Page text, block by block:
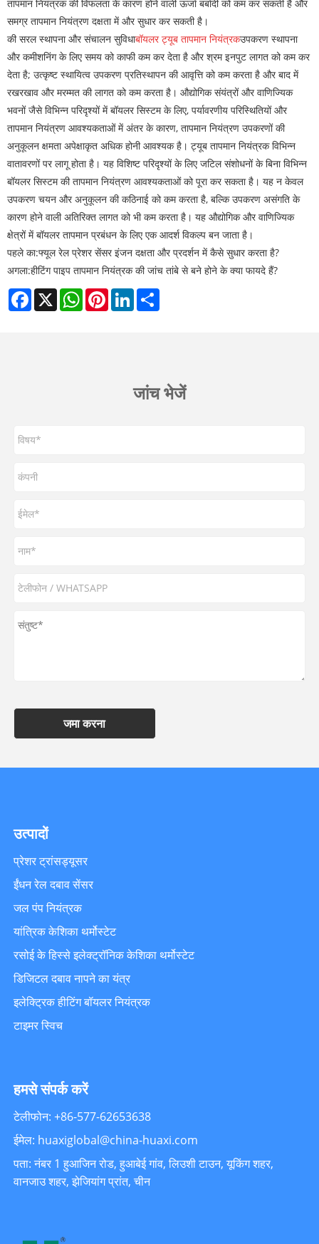
तापमान नियंत्रक की विफलता के कारण होने वाली ऊर्जा बर्बादी को कम कर सकती है और
समग्र तापमान नियंत्रण दक्षता में और सुधार कर सकती है।
की सरल स्थापना और संचालन सुविधाबॉयलर ट्यूब तापमान नियंत्रकउपकरण स्थापना
और कमीशनिंग के लिए समय को काफी कम कर देता है और श्रम इनपुट लागत को कम कर
देता है; उत्कृष्ट स्थायित्व उपकरण प्रतिस्थापन की आवृत्ति को कम करता है और बाद में
रखरखाव और मरम्मत की लागत को कम करता है। औद्योगिक संयंत्रों और वाणिज्यिक
भवनों जैसे विभिन्न परिदृश्यों में बॉयलर सिस्टम के लिए, पर्यावरणीय परिस्थितियों और
तापमान नियंत्रण आवश्यकताओं में अंतर के कारण, तापमान नियंत्रण उपकरणों की
अनुकूलन क्षमता अपेक्षाकृत अधिक होनी आवश्यक है। ट्यूब तापमान नियंत्रक विभिन्न
वातावरणों पर लागू होता है। यह विशिष्ट परिदृश्यों के लिए जटिल संशोधनों के बिना विभिन्न
बॉयलर सिस्टम की तापमान नियंत्रण आवश्यकताओं को पूरा कर सकता है। यह न केवल
उपकरण चयन और अनुकूलन की कठिनाई को कम करता है, बल्कि उपकरण असंगति के
कारण होने वाली अतिरिक्त लागत को भी कम करता है। यह औद्योगिक और वाणिज्यिक
क्षेत्रों में बॉयलर तापमान प्रबंधन के लिए एक आदर्श विकल्प बन जाता है।
पहले का:फ्यूल रेल प्रेशर सेंसर इंजन दक्षता और प्रदर्शन में कैसे सुधार करता है?
अगला:हीटिंग पाइप तापमान नियंत्रक की जांच तांबे से बने होने के क्या फायदे हैं?
Facebook
X WhatsAppPinterestLinkedIn
जांच भेजें
जमा करना
उत्पादों
प्रेशर ट्रांसड्यूसर
ईंधन रेल दबाव सेंसर
जल पंप नियंत्रक
यांत्रिक केशिका थर्मोस्टेट
रसोई के हिस्से इलेक्ट्रॉनिक केशिका थर्मोस्टेट
डिजिटल दबाव नापने का यंत्र
इलेक्ट्रिक हीटिंग बॉयलर नियंत्रक
टाइमर स्विच
हमसे संपर्क करें
टेलीफोन: +86-577-62653638
ईमेल: huaxiglobal@china-huaxi.com
पता: नंबर 1 हुआजिन रोड, हुआबेई गांव, लिउशी टाउन, यूकिंग शहर,
वानजाउ शहर, झेजियांग प्रांत, चीन